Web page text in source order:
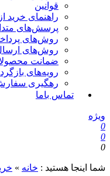
قوانین
راهنمای خرید
پرسش‌های
روش‌های
روش‌های
ضمانت
رویه‌های
رهگیری
تماس باما
ویژه
0
0
0
شما اینجا هستید : خانه »